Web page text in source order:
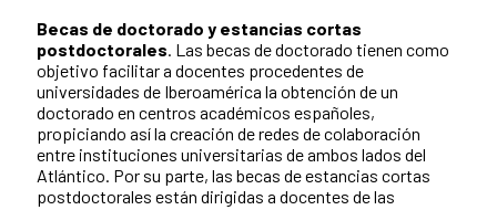
Becas de doctorado y estancias cortas
postdoctorales. Las becas de doctorado tienen como
objetivo facilitar a docentes procedentes de
universidades de Iberoamérica la obtención de un
doctorado en centros académicos españoles,
propiciando así la creación de redes de colaboración
entre instituciones universitarias de ambos lados del
Atlántico. Por su parte, las becas de estancias cortas
postdoctorales están dirigidas a docentes de las